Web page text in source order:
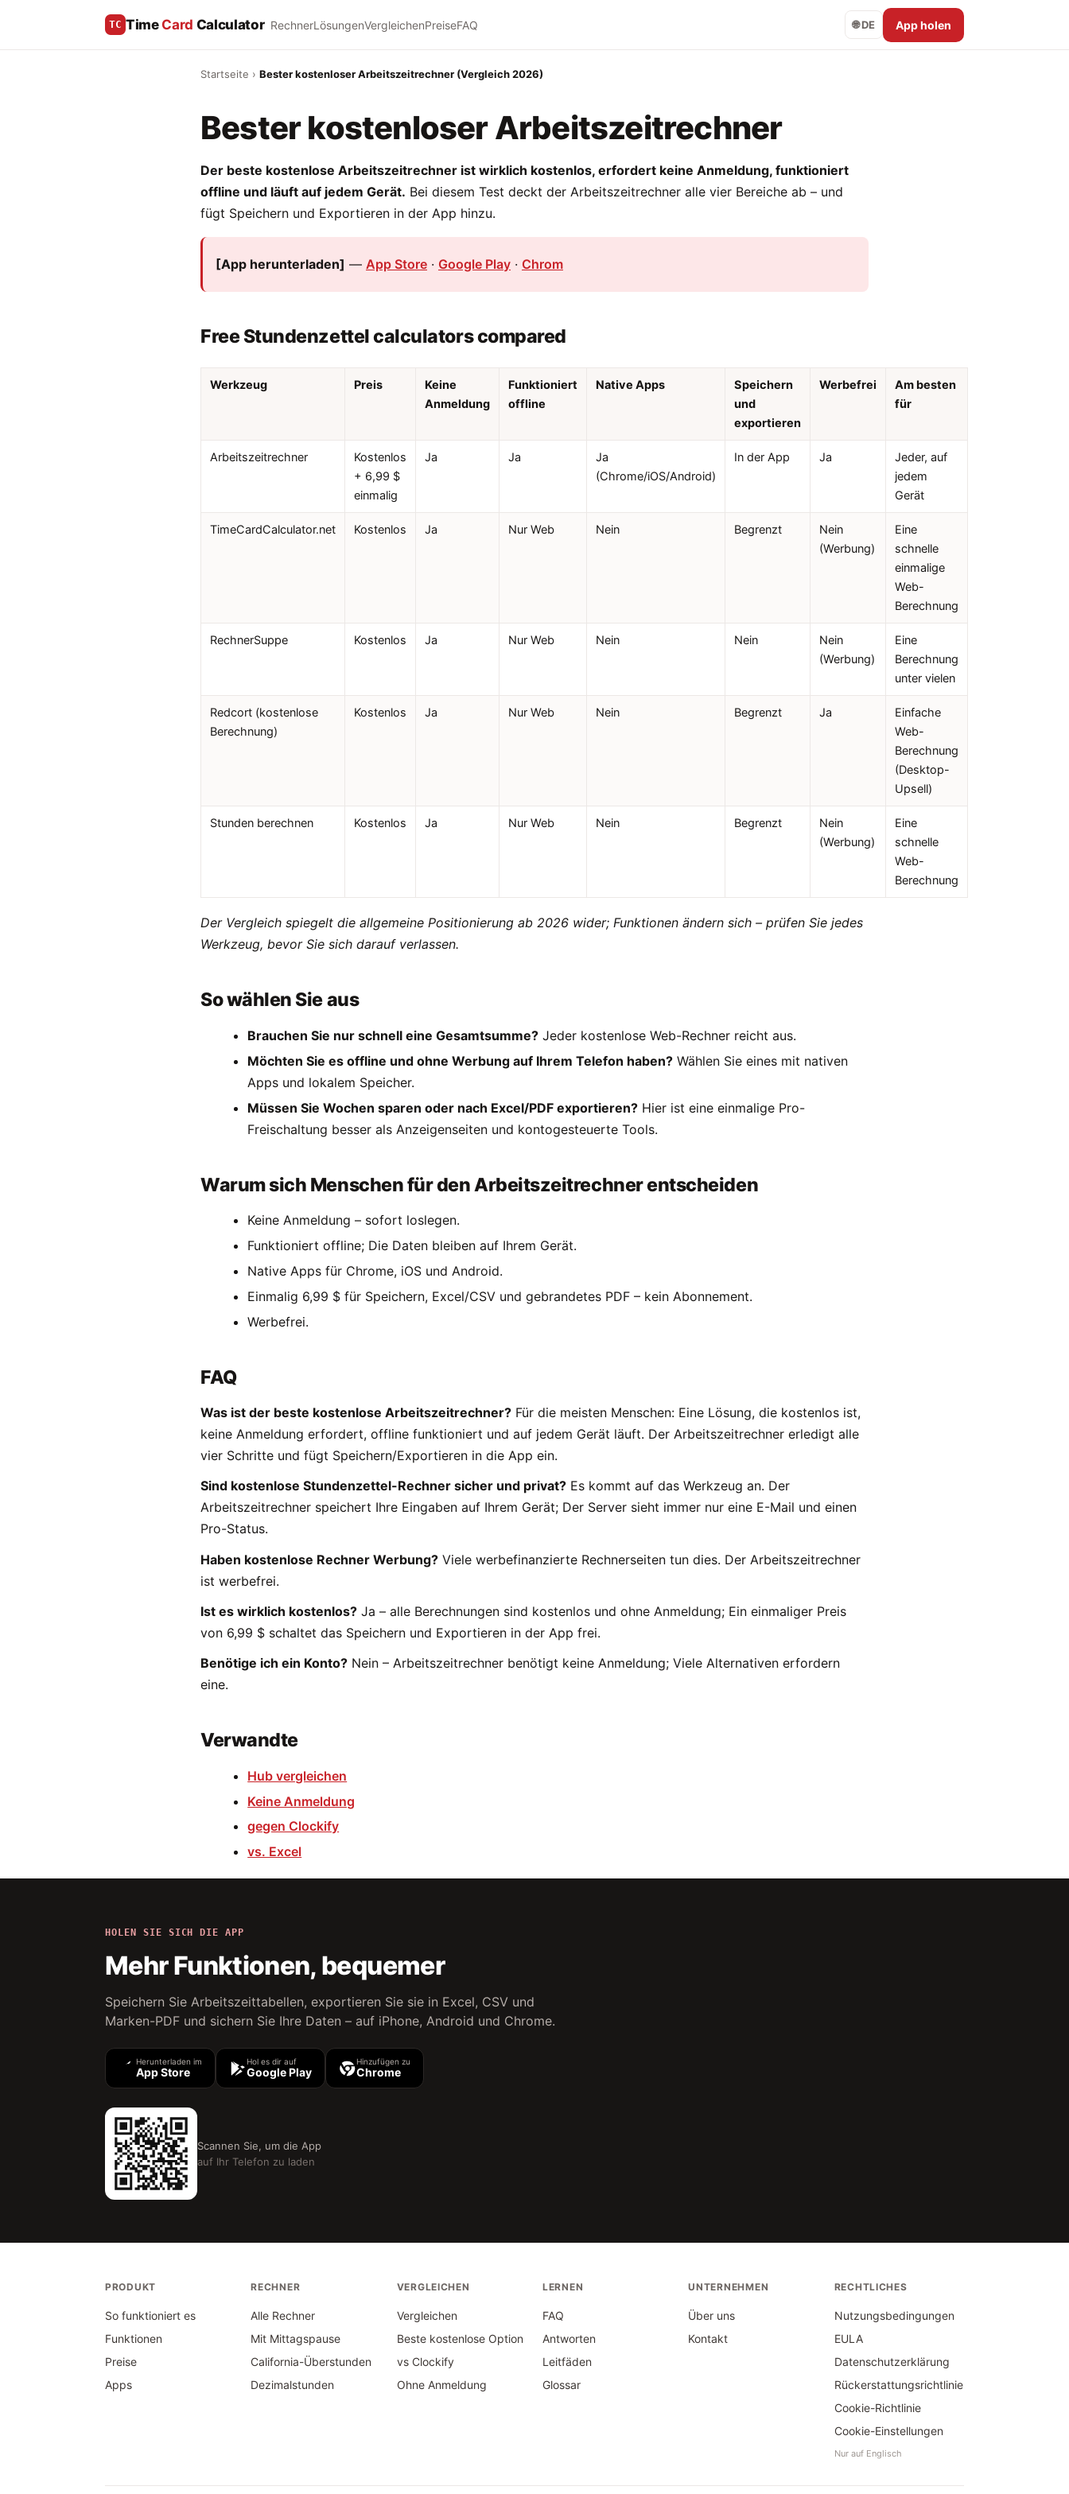
TC Time Card Calculator RechnerLösungenVergleichenPreiseFAQ 🌐 DE App holen
Startseite › Bester kostenloser Arbeitszeitrechner (Vergleich 2026)
Bester kostenloser Arbeitszeitrechner
Der beste kostenlose Arbeitszeitrechner ist wirklich kostenlos, erfordert keine Anmeldung, funktioniert
offline und läuft auf jedem Gerät. Bei diesem Test deckt der Arbeitszeitrechner alle vier Bereiche ab – und
fügt Speichern und Exportieren in der App hinzu.
[App herunterladen] — App Store · Google Play · Chrom
Free Stundenzettel calculators compared
Werkzeug Preis
Keine
Anmeldung
Funktioniert
offline
Native Apps
Speichern
und
exportieren
Werbefrei
Am besten
für
Arbeitszeitrechner
Kostenlos
+ 6,99 $
einmalig
Ja Ja
Ja
(Chrome/iOS/Android)
In der App Ja
Jeder, auf
jedem
Gerät
TimeCardCalculator.net Kostenlos Ja Nur Web Nein Begrenzt
Nein
(Werbung)
Eine
schnelle
einmalige
Web-
Berechnung
RechnerSuppe Kostenlos Ja Nur Web Nein Nein
Nein
(Werbung)
Eine
Berechnung
unter vielen
Redcort (kostenlose
Berechnung)
Kostenlos Ja Nur Web Nein Begrenzt Ja
Einfache
Web-
Berechnung
(Desktop-
Upsell)
Stunden berechnen Kostenlos Ja Nur Web Nein Begrenzt
Nein
(Werbung)
Eine
schnelle
Web-
Berechnung
Der Vergleich spiegelt die allgemeine Positionierung ab 2026 wider; Funktionen ändern sich – prüfen Sie jedes
Werkzeug, bevor Sie sich darauf verlassen.
So wählen Sie aus
Brauchen Sie nur schnell eine Gesamtsumme? Jeder kostenlose Web-Rechner reicht aus.
Möchten Sie es offline und ohne Werbung auf Ihrem Telefon haben? Wählen Sie eines mit nativen
Apps und lokalem Speicher.
Müssen Sie Wochen sparen oder nach Excel/PDF exportieren? Hier ist eine einmalige Pro-
Freischaltung besser als Anzeigenseiten und kontogesteuerte Tools.
Warum sich Menschen für den Arbeitszeitrechner entscheiden
Keine Anmeldung – sofort loslegen.
Funktioniert offline; Die Daten bleiben auf Ihrem Gerät.
Native Apps für Chrome, iOS und Android.
Einmalig 6,99 $ für Speichern, Excel/CSV und gebrandetes PDF – kein Abonnement.
Werbefrei.
FAQ
Was ist der beste kostenlose Arbeitszeitrechner? Für die meisten Menschen: Eine Lösung, die kostenlos ist,
keine Anmeldung erfordert, offline funktioniert und auf jedem Gerät läuft. Der Arbeitszeitrechner erledigt alle
vier Schritte und fügt Speichern/Exportieren in die App ein.
Sind kostenlose Stundenzettel-Rechner sicher und privat? Es kommt auf das Werkzeug an. Der
Arbeitszeitrechner speichert Ihre Eingaben auf Ihrem Gerät; Der Server sieht immer nur eine E-Mail und einen
Pro-Status.
Haben kostenlose Rechner Werbung? Viele werbefinanzierte Rechnerseiten tun dies. Der Arbeitszeitrechner
ist werbefrei.
Ist es wirklich kostenlos? Ja – alle Berechnungen sind kostenlos und ohne Anmeldung; Ein einmaliger Preis
von 6,99 $ schaltet das Speichern und Exportieren in der App frei.
Benötige ich ein Konto? Nein – Arbeitszeitrechner benötigt keine Anmeldung; Viele Alternativen erfordern
eine.
Verwandte
Hub vergleichen
Keine Anmeldung
gegen Clockify
vs. Excel
HOLEN SIE SICH DIE APP
Mehr Funktionen, bequemer
Speichern Sie Arbeitszeittabellen, exportieren Sie sie in Excel, CSV und
Marken-PDF und sichern Sie Ihre Daten – auf iPhone, Android und Chrome.
Herunterladen im
App Store
Hol es dir auf
Google Play
Hinzufügen zu
Chrome
Scannen Sie, um die App
auf Ihr Telefon zu laden
PRODUKT
So funktioniert es
Funktionen
Preise
Apps
RECHNER
Alle Rechner
Mit Mittagspause
California-Überstunden
Dezimalstunden
VERGLEICHEN
Vergleichen
Beste kostenlose Option
vs Clockify
Ohne Anmeldung
LERNEN
FAQ
Antworten
Leitfäden
Glossar
UNTERNEHMEN
Über uns
Kontakt
RECHTLICHES
Nutzungsbedingungen
EULA
Datenschutzerklärung
Rückerstattungsrichtlinie
Cookie-Richtlinie
Cookie-Einstellungen
Nur auf Englisch